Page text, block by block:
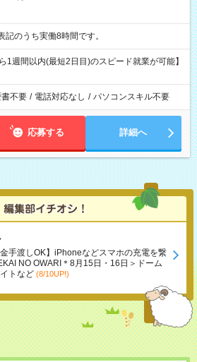
17:30 ※表記のうち実働8時間です。
1週間以内(最短2日目)のスピード就業が可能】
書不要 / 電話対応なし / パソコンスキル不要
応募する 詳細へ
金手渡しOK】iPhoneなどスマホの充電を繋
NO OWARI＊8月15日・16日＞ドーム
トなど (8/10UP!)